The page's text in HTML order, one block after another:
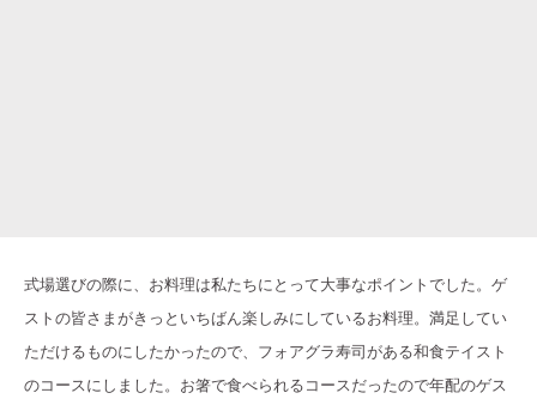
式場選びの際に、お料理は私たちにとって大事なポイントでした。ゲ
ストの皆さまがきっといちばん楽しみにしているお料理。満足してい
ただけるものにしたかったので、フォアグラ寿司がある和食テイスト
のコースにしました。お箸で食べられるコースだったので年配のゲス